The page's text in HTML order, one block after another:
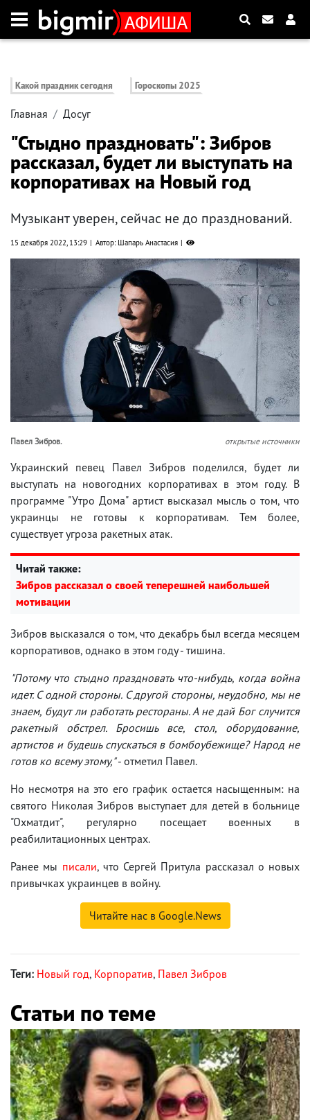
Какой праздник сегодня Гороскопы 2025
Главная Досуг
"Стыдно праздновать": Зибров
рассказал, будет ли выступать на
корпоративах на Новый год
Музыкант уверен, сейчас не до празднований.
15 декабря 2022, 13:29 Автор: Шапарь Анастасия
Павел Зибров. открытые источники
Украинский певец Павел Зибров поделился, будет ли
выступать на новогодних корпоративах в этом году. В
программе "Утро Дома" артист высказал мысль о том, что
украинцы не готовы к корпоративам. Тем более,
существует угроза ракетных атак.
Читай также:
Зибров рассказал о своей теперешней наибольшей
мотивации
Зибров высказался о том, что декабрь был всегда месяцем
корпоративов, однако в этом году - тишина.
"Потому что стыдно праздновать что-нибудь, когда война
идет. С одной стороны. С другой стороны, неудобно, мы не
знаем, будут ли работать рестораны. А не дай Бог случится
ракетный обстрел. Бросишь все, стол, оборудование,
артистов и будешь спускаться в бомбоубежище? Народ не
готов ко всему этому,"- отметил Павел.
Но несмотря на это его график остается насыщенным: на
святого Николая Зибров выступает для детей в больнице
"Охматдит", регулярно посещает военных в
реабилитационных центрах.
Ранее мы писали, что Сергей Притула рассказал о новых
привычках украинцев в войну.
Читайте нас в Google.News
Теги: Новый год, Корпоратив, Павел Зибров
Статьи по теме